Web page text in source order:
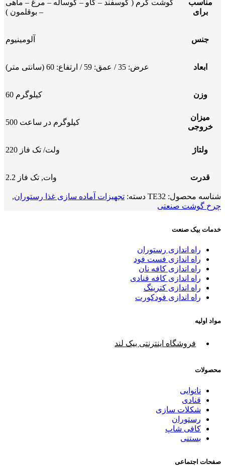
مناسب
برای
گوشت گرم ( گوسفند – گاو – گوساله – مرغ – ماهی
– بوقلمون )
جنس آلومینیوم
ابعاد عرض: 35 / عمق: 59 / ارتفاع: 60 (سانتی متر)
وزن 60 کیلوگرم
میزان
خروجی
500 کیلوگرم در ساعت
ولتاژ 220 ولت/ تک فاز
قدرت 2.2 وات, تک فاز
شناسه محصول: TE32 دسته: تجهیزات آماده سازی غذا رستوران,
چرخ گوشت صنعتی
خدمات بیک صنعت
راه اندازی رستوران
راه اندازی فست فود
راه اندازی کافه نان
راه اندازی کافه قنادی
راه اندازی کترینگ
راه اندازی فودکورت
مواد اولیه
فروشگاه اینترنتی بیک لند
محصولات
نانوایی
قنادی
شکلات سازی
رستوران
کافی شاپ
بستنی
صفحات اجتماعی